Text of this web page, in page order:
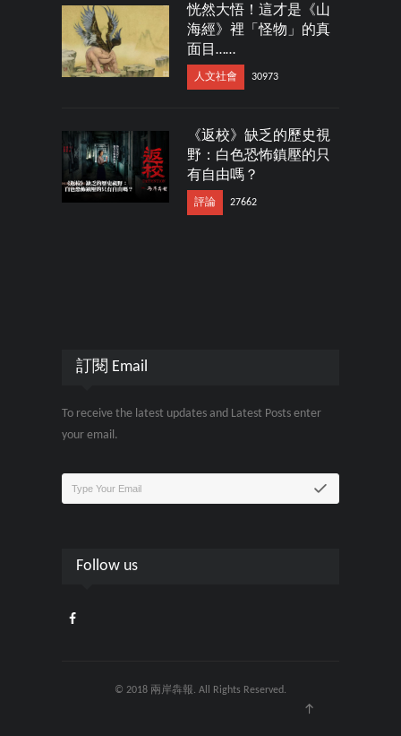
恍然大悟！這才是《山
海經》裡「怪物」的真
面目……
人文社會 30973
《返校》缺乏的歷史視
野：白色恐怖鎮壓的只
有自由嗎？
評論 27662
訂閱 Email
To receive the latest updates and Latest Posts enter
your email.
Follow us
© 2018 兩岸犇報. All Rights Reserved.